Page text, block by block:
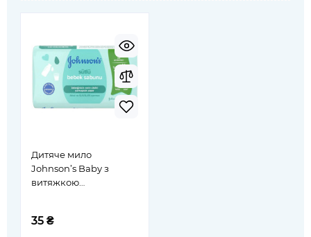
Дитяче мило
Johnson’s Baby з
витяжкою
35 ₴